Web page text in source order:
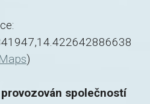
)
společností